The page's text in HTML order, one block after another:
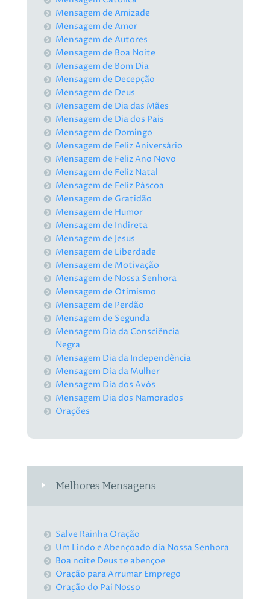
Mensagem de Amizade
Mensagem de Amor
Mensagem de Autores
Mensagem de Boa Noite
Mensagem de Bom Dia
Mensagem de Decepção
Mensagem de Deus
Mensagem de Dia das Mães
Mensagem de Dia dos Pais
Mensagem de Domingo
Mensagem de Feliz Aniversário
Mensagem de Feliz Ano Novo
Mensagem de Feliz Natal
Mensagem de Feliz Páscoa
Mensagem de Gratidão
Mensagem de Humor
Mensagem de Indireta
Mensagem de Jesus
Mensagem de Liberdade
Mensagem de Motivação
Mensagem de Nossa Senhora
Mensagem de Otimismo
Mensagem de Perdão
Mensagem de Segunda
Mensagem Dia da Consciência
Negra
Mensagem Dia da Independência
Mensagem Dia da Mulher
Mensagem Dia dos Avós
Mensagem Dia dos Namorados
Orações
Melhores Mensagens
Salve Rainha Oração
Um Lindo e Abençoado dia Nossa Senhora
Boa noite Deus te abençoe
Oração para Arrumar Emprego
Oração do Pai Nosso